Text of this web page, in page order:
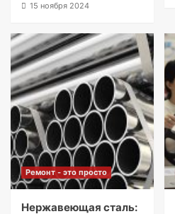
15 ноября 2024
Ремонт - это просто
Нержавеющая сталь: